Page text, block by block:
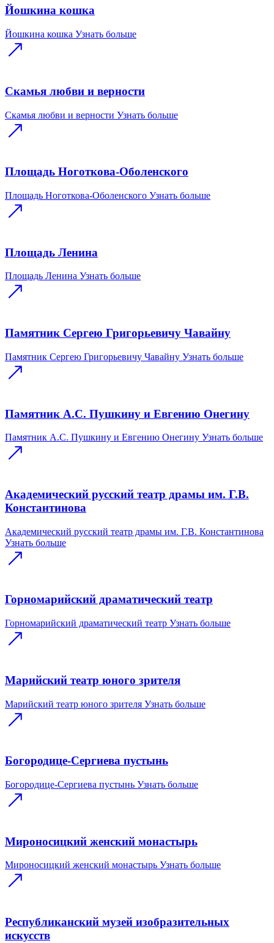
Йошкина кошка
Йошкина кошка Узнать больше
Скамья любви и верности
Скамья любви и верности Узнать больше
Площадь Ноготкова-Оболенского
Площадь Ноготкова-Оболенского Узнать больше
Площадь Ленина
Площадь Ленина Узнать больше
Памятник Сергею Григорьевичу Чавайну
Памятник Сергею Григорьевичу Чавайну Узнать больше
Памятник А.С. Пушкину и Евгению Онегину
Памятник А.С. Пушкину и Евгению Онегину Узнать больше
Академический русский театр драмы им. Г.В.
Константинова
Академический русский театр драмы им. Г.В. Константинова
Узнать больше
Горномарийский драматический театр
Горномарийский драматический театр Узнать больше
Марийский театр юного зрителя
Марийский театр юного зрителя Узнать больше
Богородице-Сергиева пустынь
Богородице-Сергиева пустынь Узнать больше
Мироносицкий женский монастырь
Мироносицкий женский монастырь Узнать больше
Республиканский музей изобразительных
искусств